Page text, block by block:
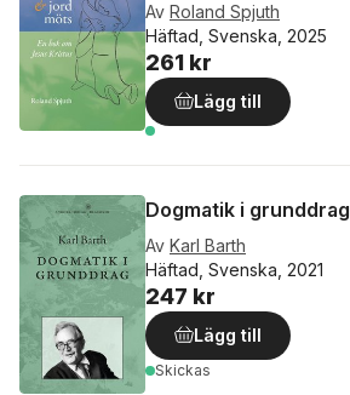
Av Roland Spjuth
Häftad, Svenska, 2025
261 kr
Lägg till
Dogmatik i grunddrag
Av Karl Barth
Häftad, Svenska, 2021
247 kr
Lägg till
Skickas